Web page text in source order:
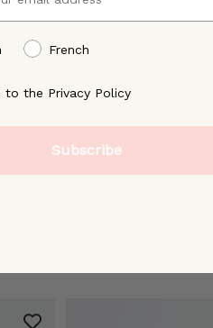
French
you agree to our [Privacy Policy]
to the Privacy Policy
Subscribe